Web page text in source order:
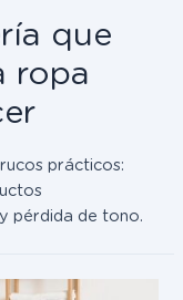
que
ropa
prácticos:
pérdida de tono.